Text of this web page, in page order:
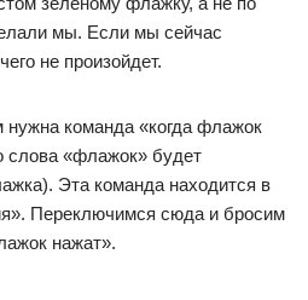
мы. Если мы сейчас
не произойдет.
нужна команда «когда флажок
слова «флажок» будет
Эта команда находится в
Переключимся сюда и бросим
нажат».